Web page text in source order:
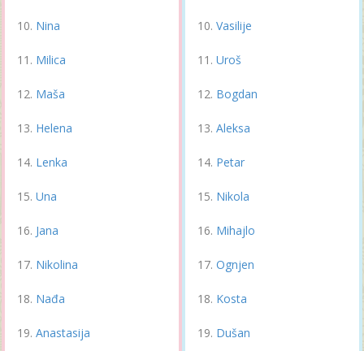
Nina
Milica
Maša
Helena
Lenka
Una
Jana
Nikolina
Nađa
Anastasija
Vasilije
Uroš
Bogdan
Aleksa
Petar
Nikola
Mihajlo
Ognjen
Kosta
Dušan